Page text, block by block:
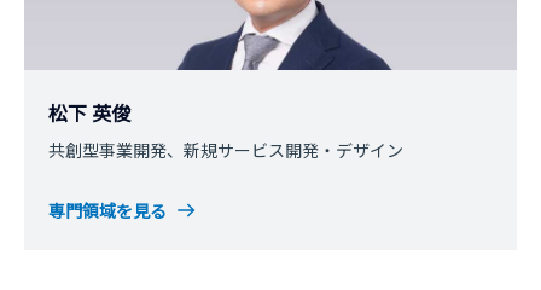
松下 英俊
共創型事業開発、新規サービス開発・デザイン
専門領域を見る